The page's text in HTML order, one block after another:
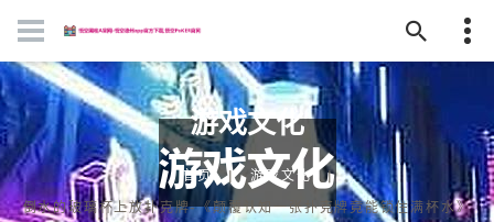
游戏文化
首页
游戏文化
倒水的玻璃杯上放扑克牌-《颠覆认知一张扑克牌竟能锁住满杯水》